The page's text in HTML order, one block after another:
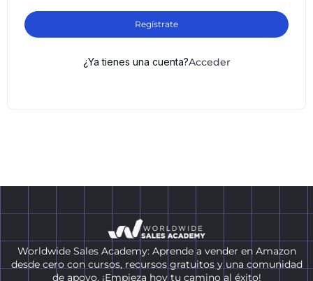
Regístrate
¿Ya tienes una cuenta?Acceder
Worldwide Sales Academy: Aprende a vender en Amazon
desde cero con cursos, recursos gratuitos y una comunidad
de apoyo. ¡Empieza hoy tu camino al éxito!